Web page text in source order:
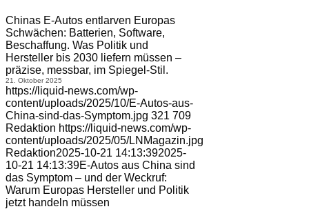
Chinas E-Autos entlarven Europas
Schwächen: Batterien, Software,
Beschaffung. Was Politik und
Hersteller bis 2030 liefern müssen –
präzise, messbar, im Spiegel-Stil.
21. Oktober 2025
https://liquid-news.com/wp-
content/uploads/2025/10/E-Autos-aus-
China-sind-das-Symptom.jpg 321 709
Redaktion https://liquid-news.com/wp-
content/uploads/2025/05/LNMagazin.jpg
Redaktion2025-10-21 14:13:392025-
10-21 14:13:39E-Autos aus China sind
das Symptom – und der Weckruf:
Warum Europas Hersteller und Politik
jetzt handeln müssen